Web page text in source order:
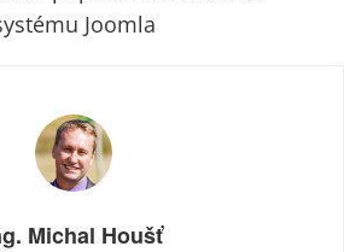
Joomla
Michal Houšť